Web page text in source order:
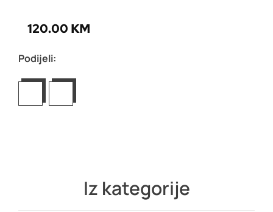
120.00 KM
Podijeli:
Iz kategorije